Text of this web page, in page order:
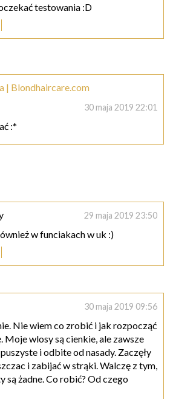
testowania :D
| Blondhaircare.com
30 maja 2019 22:01
:*
29 maja 2019 23:50
w funciakach w uk :)
30 maja 2019 09:56
Nie wiem co zrobić i jak rozpocząć
Moje wlosy są cienkie, ale zawsze
i odbite od nasady. Zaczęły
i zabijać w strąki. Walczę z tym,
są żadne. Co robić? Od czego